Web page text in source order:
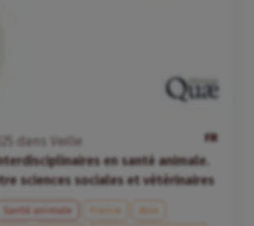
FR
dans
Veille
en santé animale.
sciences sociales et vétérinaires
Santé animale France
Asie